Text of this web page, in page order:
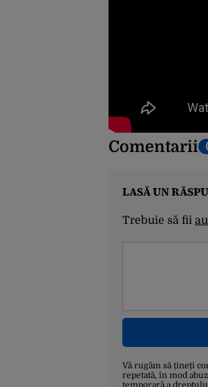
Comentarii
LASĂ UN
Trebuie să fii
Vă rugăm să țineți
repetată, în mod
temporară a